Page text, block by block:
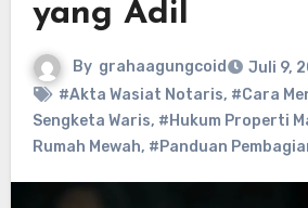
yang Adil
By grahaagungcoid
Juli 9,
#Akta Wasiat Notaris, #Cara
Sengketa Waris, #Hukum Properti
Rumah Mewah, #Panduan